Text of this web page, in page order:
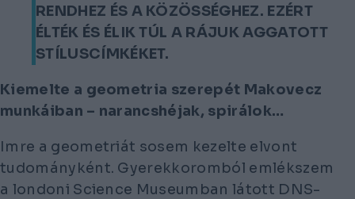
RENDHEZ ÉS A KÖZÖSSÉGHEZ. EZÉRT
ÉLTÉK ÉS ÉLIK TÚL A RÁJUK AGGATOTT
STÍLUSCÍMKÉKET.
Kiemelte a geometria szerepét Makovecz
munkáiban – narancshéjak, spirálok…
Imre a geometriát sosem kezelte elvont
tudományként. Gyerekkoromból emlékszem
a londoni Science Museumban látott DNS-